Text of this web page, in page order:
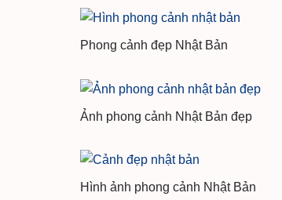
Phong cảnh đẹp Nhật Bản
Ảnh phong cảnh Nhật Bản đẹp
Hình ảnh phong cảnh Nhật Bản